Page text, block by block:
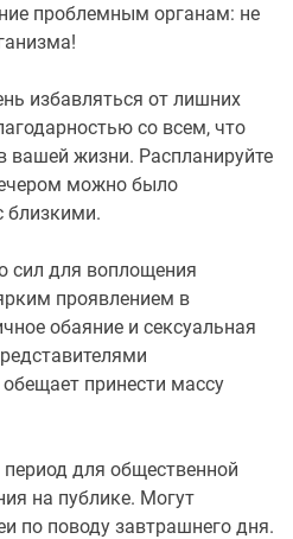
проблемным органам: не
избавляться от лишних
со всем, что
вашей жизни. Распланируйте
можно было
близкими.
сил для воплощения
проявлением в
обаяние и сексуальная
принести массу
для общественной
на публике. Могут
по поводу завтрашнего дня.